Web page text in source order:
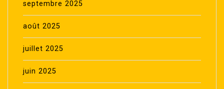
septembre 2025
août 2025
juillet 2025
juin 2025